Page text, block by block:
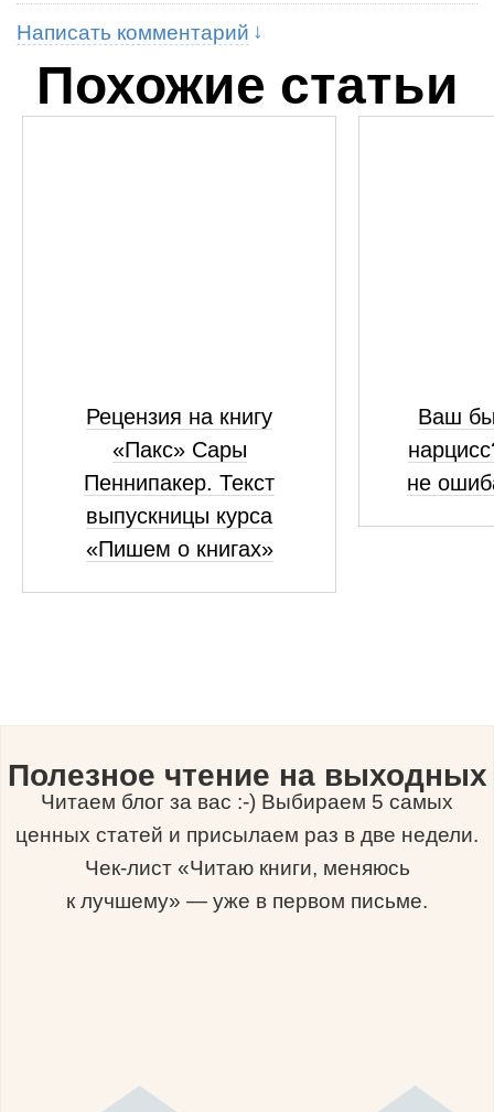
Написать комментарий
Похожие статьи
Рецензия на книгу
«Пакс» Сары
Пеннипакер. Текст
выпускницы курса
«Пишем о книгах»
Ваш
не
Полезное чтение на выходных
Читаем блог за вас :-) Выбираем 5 самых
ценных статей и присылаем раз в две недели.
Чек-лист «Читаю книги, меняюсь
к лучшему» — уже в первом письме.